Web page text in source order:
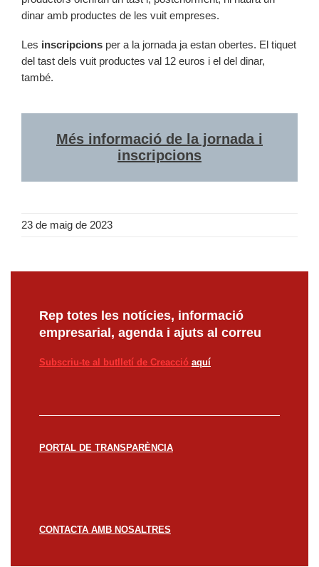
dinar amb productes de les vuit empreses.
Les inscripcions per a la jornada ja estan obertes. El tiquet
del tast dels vuit productes val 12 euros i el del dinar,
també.
Més informació de la jornada i
inscripcions
23 de maig de 2023
Rep totes les notícies, informació
empresarial, agenda i ajuts al correu
Subscriu-te al butlletí de Creacció aquí
PORTAL DE TRANSPARÈNCIA
CONTACTA AMB NOSALTRES